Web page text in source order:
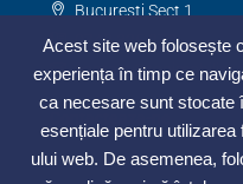
Acest site web folosește
experiența în timp ce
ca necesare sunt stocate
esențiale pentru
ului web. De asemenea,
Bucuresti Sect 1
0748 325 273